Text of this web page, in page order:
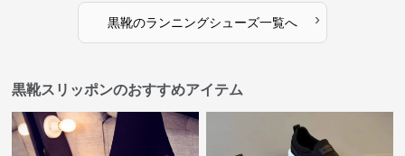
黒靴のランニングシューズ一覧へ ›
黒靴スリッポンのおすすめアイテム